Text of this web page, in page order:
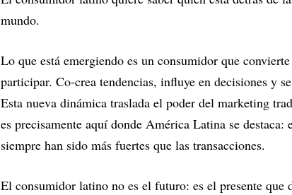
mundo.
Lo que está emergiendo es un consumidor que
participar. Co-crea tendencias, influye en decisiones y
Esta nueva dinámica traslada el poder del marketing
es precisamente aquí donde América Latina se destaca:
siempre han sido más fuertes que las transacciones.
El consumidor latino no es el futuro: es el presente que